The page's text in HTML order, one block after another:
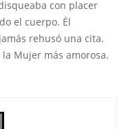
con placer
el cuerpo. Él
rehusó una cita.
Mujer más amorosa.